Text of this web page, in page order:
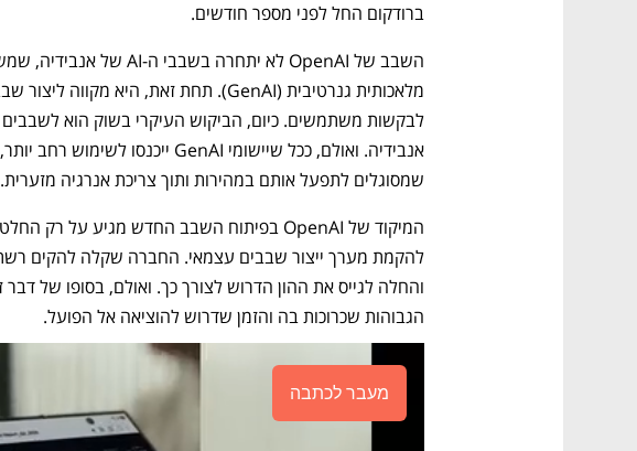
ברודקום החל לפני מספר חודשים.
שמסוגלים לתפעל אותם במהירות ותוך צריכת אנרגיה מזערית.
הגבוהות שכרוכות בה והזמן שדרוש להוציאה אל הפועל.
מעבר לכתבה